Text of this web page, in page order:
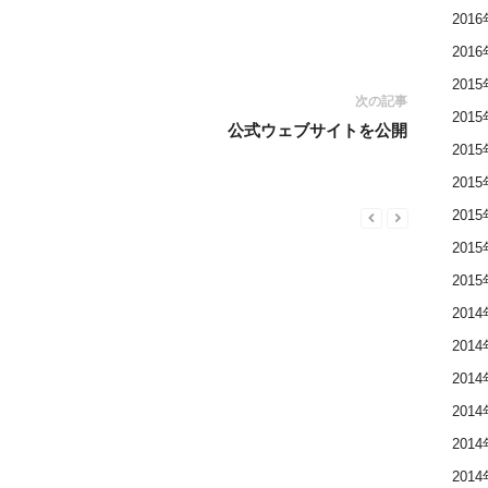
次の記事
公式ウェブサイトを公開
2016
2016
2015
2015
2015
2015
2015
2015
2015
2014
2014
2014
2014
2014
2014